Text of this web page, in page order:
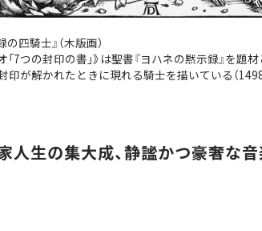
四騎士』（木版画）
7つの封印の書」》は聖書『ヨハネの黙示録』を題
印が解かれたときに現れる騎士を描いている（
人生の集大成、静謐かつ豪奢な